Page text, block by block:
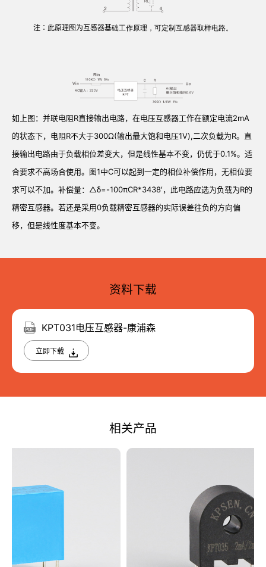
注 ∶此原理图为互感器基础工作原理 ，可定制 互感器取样电路。
如上图：并联电阻R直接输出电路，在电压互感器工作在额定电流2mA
的状态下，电阻R不大于300Ω(输出最大饱和电压1V),二次负载为R。直
接输出电路由于负载相位差变大，但是线性基本不变，仍优于0.1%。适
合要求不高场合使用。图1中C可以起到一定的相位补偿作用，无相位要
求可以不加。补偿量：△δ=-100πCR*3438′，此电路应选为负载为R的
精密互感器。若还是采用0负载精密互感器的实际误差往负的方向偏
移，但是线性度基本不变。
资料下载
KPT031电压互感器-康浦森
立即下载
相关产品